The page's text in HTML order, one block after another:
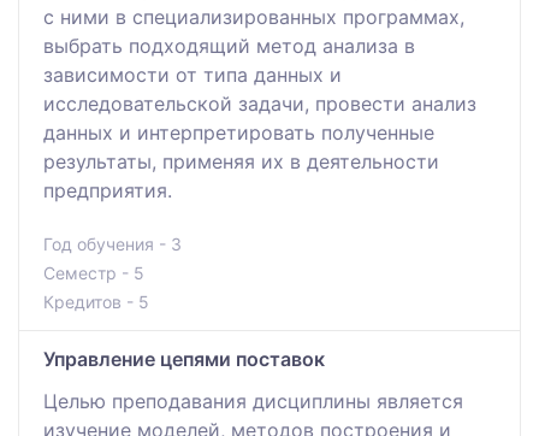
с ними в специализированных программах,
выбрать подходящий метод анализа в
зависимости от типа данных и
исследовательской задачи, провести анализ
данных и интерпретировать полученные
результаты, применяя их в деятельности
предприятия.
Год обучения - 3
Семестр - 5
Кредитов - 5
Управление цепями поставок
Целью преподавания дисциплины является
изучение моделей, методов построения и